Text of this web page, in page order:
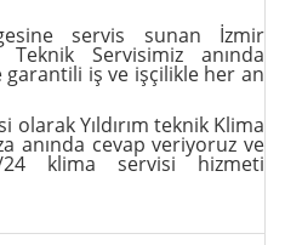
servis sunan İzmir
Teknik Servisimiz anında
iş ve işçilikle her an
olarak Yıldırım teknik Klima
anında cevap veriyoruz ve
klima servisi hizmeti